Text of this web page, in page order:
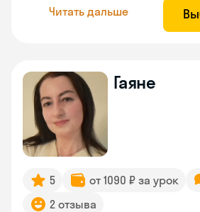
Читать дальше
Гаяне
5 от 1090 ₽ за урок
2 отзыва